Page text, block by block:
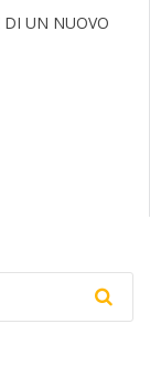
DI UN NUOVO